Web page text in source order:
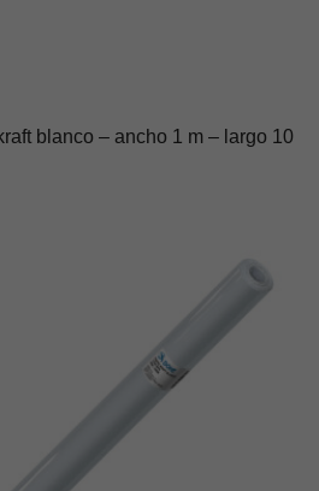
blanco – ancho 1 m – largo 10